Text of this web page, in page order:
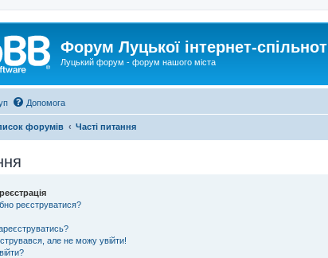
Форум Луцької інтернет-
Луцький форум - форум нашого міста
Допомога
форумів Часті питання
реєструватися?
але не можу увійти!